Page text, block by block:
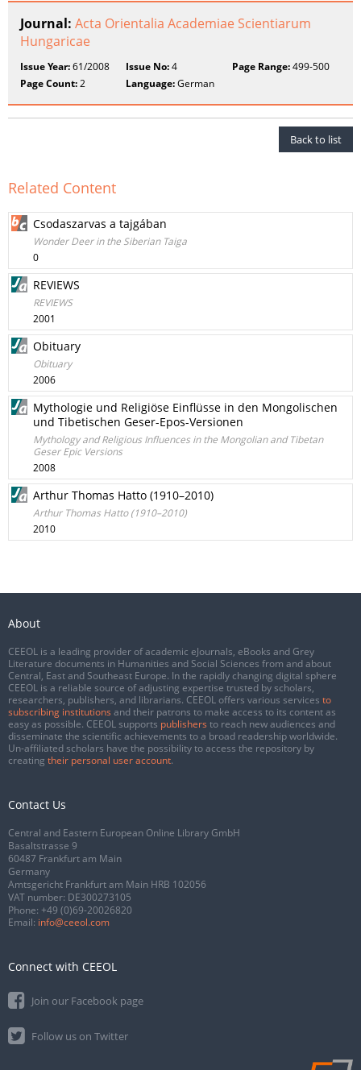
Journal: Acta Orientalia Academiae Scientiarum
Hungaricae
Issue Year:61/2008 Issue No:4 Page Range:499-500
Page Count:2 Language:German
Back to list
Related Content
Csodaszarvas a tajgában
Wonder Deer in the Siberian Taiga
0
REVIEWS
REVIEWS
2001
Obituary
Obituary
2006
Mythologie und Religiöse Einflüsse in den Mongolischen
und Tibetischen Geser-Epos-Versionen
Mythology and Religious Influences in the Mongolian and Tibetan
Geser Epic Versions
2008
Arthur Thomas Hatto (1910–2010)
Arthur Thomas Hatto (1910–2010)
2010
About
CEEOL is a leading provider of academic eJournals, eBooks and Grey
Literature documents in Humanities and Social Sciences from and about
Central, East and Southeast Europe. In the rapidly changing digital sphere
CEEOL is a reliable source of adjusting expertise trusted by scholars,
researchers, publishers, and librarians. CEEOL offers various services to
subscribing institutions and their patrons to make access to its content as
easy as possible. CEEOL supports publishers to reach new audiences and
disseminate the scientific achievements to a broad readership worldwide.
Un-affiliated scholars have the possibility to access the repository by
creating their personal user account.
Contact Us
Central and Eastern European Online Library GmbH
Basaltstrasse 9
60487 Frankfurt am Main
Germany
Amtsgericht Frankfurt am Main HRB 102056
VAT number: DE300273105
Phone: +49 (0)69-20026820
Email: info@ceeol.com
Connect with CEEOL
Join our Facebook page
Follow us on Twitter